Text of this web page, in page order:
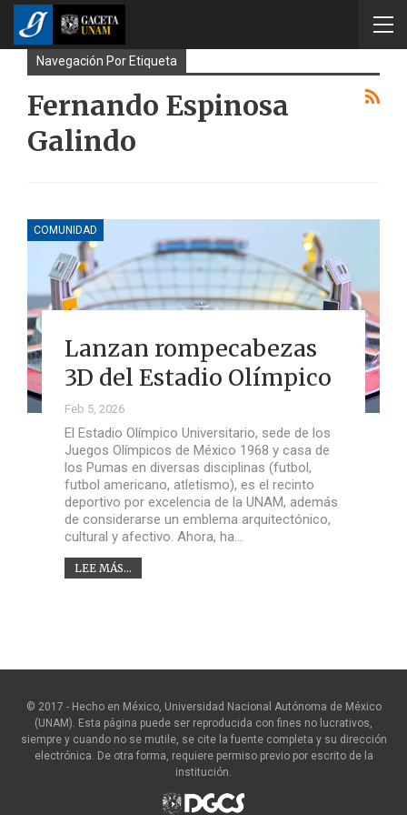
Navegación Por Etiqueta
Fernando Espinosa
Galindo
COMUNIDAD
Lanzan rompecabezas
3D del Estadio Olímpico
Feb 5, 2026
El Estadio Olímpico Universitario, sede de los
Juegos Olímpicos de México 1968 y casa de
los Pumas en diversas disciplinas (futbol,
futbol americano, atletismo), es el recinto
deportivo por excelencia de la UNAM, además
de considerarse un emblema arquitectónico,
cultural y afectivo. Ahora, ha…
LEE MÁS...
© 2017 - Hecho en México, Universidad Nacional Autónoma de México
(UNAM). Esta página puede ser reproducida con fines no lucrativos,
siempre y cuando no se mutile, se cite la fuente completa y su dirección
electrónica. De otra forma, requiere permiso previo por escrito de la
institución.